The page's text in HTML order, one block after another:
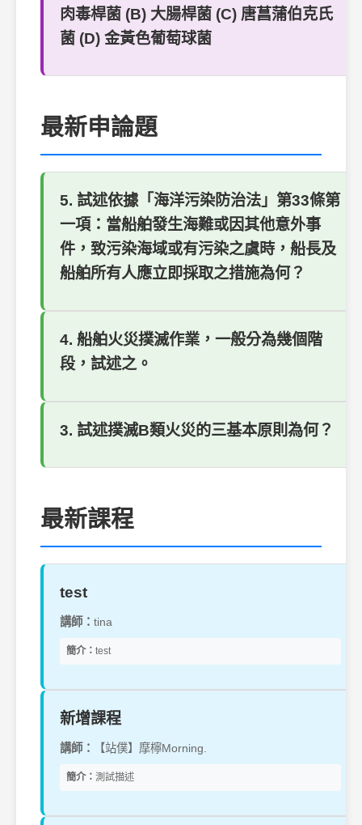
肉毒桿菌 (B) 大腸桿菌 (C) 唐菖蒲伯克氏
菌 (D) 金黃色葡萄球菌
最新申論題
5. 試述依據「海洋污染防治法」第33條第
一項：當船舶發生海難或因其他意外事
件，致污染海域或有污染之虞時，船長及
船舶所有人應立即採取之措施為何？
4. 船舶火災撲滅作業，一般分為幾個階
段，試述之。
3. 試述撲滅B類火災的三基本原則為何？
最新課程
test
講師： tina
簡介： test
新增課程
講師： 【站僕】摩檸Morning.
簡介： 測試描述